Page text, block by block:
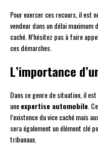
Pour exercer ces recours, il est
vendeur dans un délai maximum
caché. N’hésitez pas à faire
ces démarches.
L’importance
Dans ce genre de situation, il
uneexpertise automobile .
l’existence du vice caché mais
sera également un élément clé
tribunaux.